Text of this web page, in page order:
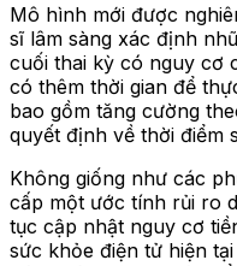
Mô hình mới được
sĩ lâm sàng xác định
cuối thai kỳ có nguy cơ
có thêm thời gian để
bao gồm tăng cường
quyết định về thời điểm
Không giống như các
cấp một ước tính rủi ro
tục cập nhật nguy cơ
sức khỏe điện tử hiện